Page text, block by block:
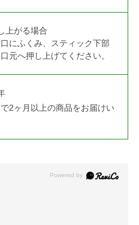
上がる場合
にふくみ、スティック下部
元へ押し上げてください。
2ヶ月以上の商品をお届けい